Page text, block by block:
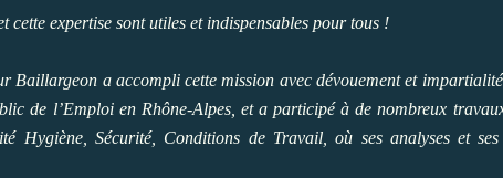
cette expertise sont utiles et indispensables pour tous !
Baillargeon a accompli cette mission avec dévouement et
de l’Emploi en Rhône-Alpes, et a participé à de nombreux
Hygiène, Sécurité, Conditions de Travail, où ses analyses et ses